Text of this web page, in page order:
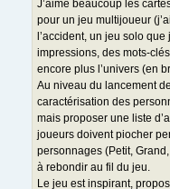
J’aime beaucoup les
pour un jeu multijoueur
l’accident, un jeu solo
impressions, des mots-
encore plus l’univers (en
Au niveau du lancement
caractérisation des
mais proposer une liste
joueurs doivent piocher
personnages (Petit,
à rebondir au fil du jeu.
Le jeu est inspirant,